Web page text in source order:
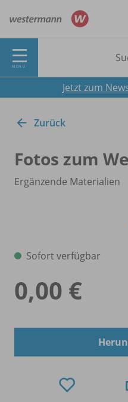
MENÜ
Jetzt zum
Zurück
Fotos zum
Ergänzende Materialien
Sofort verfügbar
0,00 €